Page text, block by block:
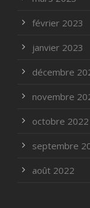
février 2023
janvier 2023
décembre
novembre
octobre 2022
septembre
août 2022